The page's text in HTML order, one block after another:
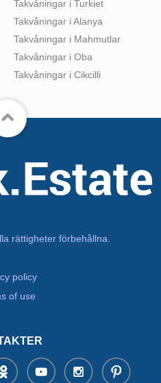
Takvåningar i Turkiet
Takvåningar i Alanya
Takvåningar i Mahmutlar
Takvåningar i Oba
Takvåningar i Cikcilli
rättigheter förbehållna.
policy
of use